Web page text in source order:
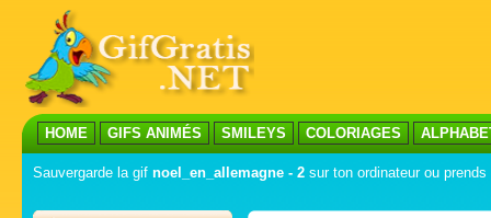
HOME GIFS ANIMÉS SMILEYS COLORIAGES
Sauvergarde la gif noel_en_allemagne - 2 sur ton ordinateur ou